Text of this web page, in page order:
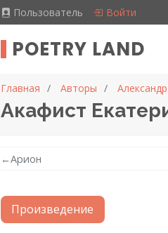
Пользователь Войти
POETRY LAND
Главная Авторы
Акафист
←Арион
Произведение